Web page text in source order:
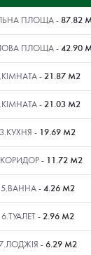
ПЛОЩА - 87.82
ПЛОЩА -42.90
-21.87 М2
-21.03 М2
3.КУХНЯ - 19.69 М2
- 11.72 М2
5.ВАННА - 4.26 М2
6.ТУАЛЕТ - 2.96 М2
7.ЛОДЖІЯ - 6.29 М2